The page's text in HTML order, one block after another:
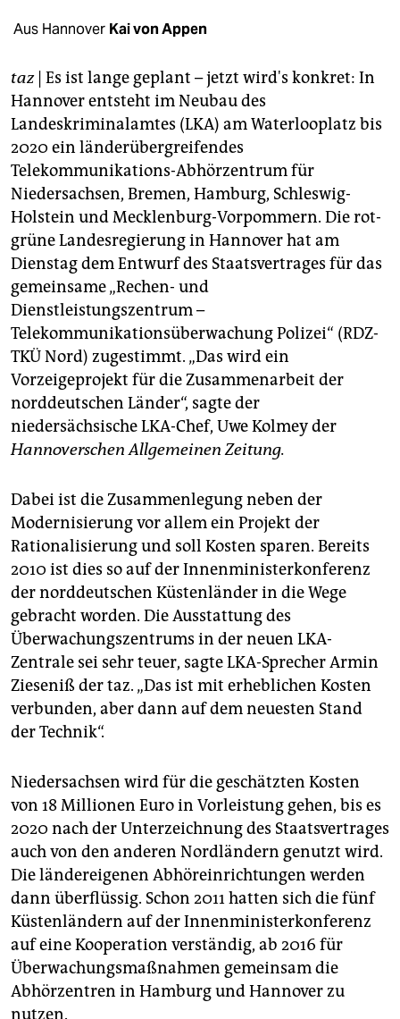
shop
unterstützen
abo
genossenschaft
epaper login
Aus Hannover Kai von Appen
taz| Es ist lange geplant – jetzt wird's konkret: In
Hannover entsteht im Neubau des
Landeskriminalamtes (LKA) am Waterlooplatz bis
2020 ein länderübergreifendes
Telekommunikations-Abhörzentrum für
Niedersachsen, Bremen, Hamburg, Schleswig-
Holstein und Mecklenburg-Vorpommern. Die rot-
grüne Landesregierung in Hannover hat am
Dienstag dem Entwurf des Staatsvertrages für das
gemeinsame „Rechen- und
Dienstleistungszentrum –
Telekommunikationsüberwachung Polizei“ (RDZ-
TKÜ Nord) zugestimmt. „Das wird ein
Vorzeigeprojekt für die Zusammenarbeit der
norddeutschen Länder“, sagte der
niedersächsische LKA-Chef, Uwe Kolmey der
Hannoverschen Allgemeinen Zeitung.
Dabei ist die Zusammenlegung neben der
Modernisierung vor allem ein Projekt der
Rationalisierung und soll Kosten sparen. Bereits
2010 ist dies so auf der Innenministerkonferenz
der norddeutschen Küstenländer in die Wege
gebracht worden. Die Ausstattung des
Überwachungszentrums in der neuen LKA-
Zentrale sei sehr teuer, sagte LKA-Sprecher Armin
Zieseniß der taz. „Das ist mit erheblichen Kosten
verbunden, aber dann auf dem neuesten Stand
der Technik“.
Niedersachsen wird für die geschätzten Kosten
von 18 Millionen Euro in Vorleistung gehen, bis es
2020 nach der Unterzeichnung des Staatsvertrages
auch von den anderen Nordländern genutzt wird.
Die ländereigenen Abhöreinrichtungen werden
dann überflüssig. Schon 2011 hatten sich die fünf
Küstenländern auf der Innenministerkonferenz
auf eine Kooperation verständig, ab 2016 für
Überwachungsmaßnahmen gemeinsam die
Abhörzentren in Hamburg und Hannover zu
nutzen.